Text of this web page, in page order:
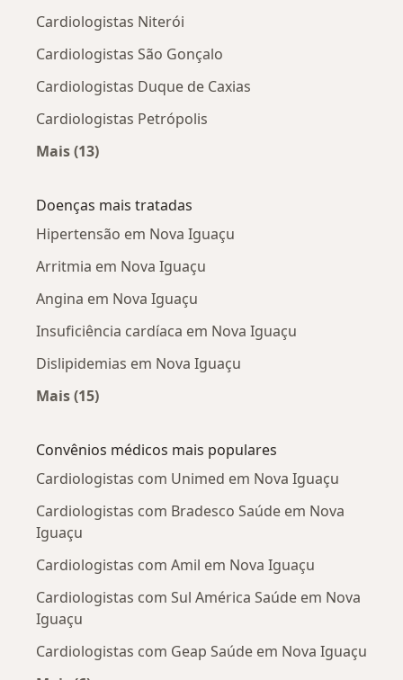
Cardiologistas Niterói
Cardiologistas São Gonçalo
Cardiologistas Duque de Caxias
Cardiologistas Petrópolis
Mais (13)
Doenças mais tratadas
Hipertensão em Nova Iguaçu
Arritmia em Nova Iguaçu
Angina em Nova Iguaçu
Insuficiência cardíaca em Nova Iguaçu
Dislipidemias em Nova Iguaçu
Mais (15)
Convênios médicos mais populares
Cardiologistas com Unimed em Nova Iguaçu
Cardiologistas com Bradesco Saúde em Nova
Iguaçu
Cardiologistas com Amil em Nova Iguaçu
Cardiologistas com Sul América Saúde em Nova
Iguaçu
Cardiologistas com Geap Saúde em Nova Iguaçu